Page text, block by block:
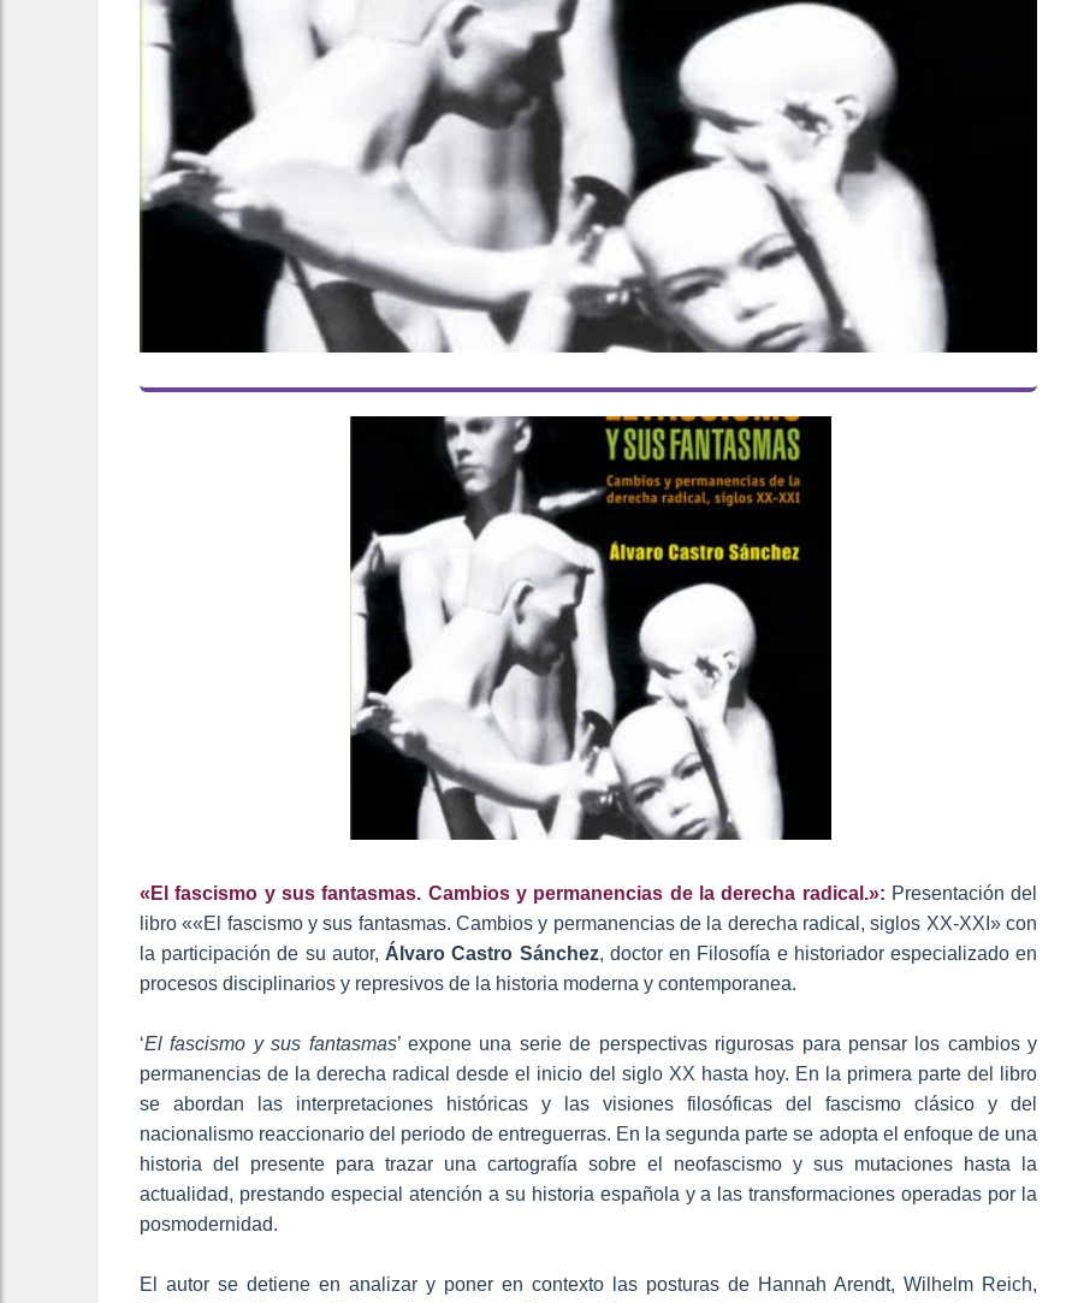
«El fascismo y sus fantasmas. Cambios y permanencias de la derecha radical.»: Presentación del
libro ««El fascismo y sus fantasmas. Cambios y permanencias de la derecha radical, siglos XX-XXI» con
la participación de su autor, Álvaro Castro Sánchez, doctor en Filosofía e historiador especializado en
procesos disciplinarios y represivos de la historia moderna y contemporanea.
‘El fascismo y sus fantasmas’ expone una serie de perspectivas rigurosas para pensar los cambios y
permanencias de la derecha radical desde el inicio del siglo XX hasta hoy. En la primera parte del libro
se abordan las interpretaciones históricas y las visiones filosóficas del fascismo clásico y del
nacionalismo reaccionario del periodo de entreguerras. En la segunda parte se adopta el enfoque de una
historia del presente para trazar una cartografía sobre el neofascismo y sus mutaciones hasta la
actualidad, prestando especial atención a su historia española y a las transformaciones operadas por la
posmodernidad.
El autor se detiene en analizar y poner en contexto las posturas de Hannah Arendt, Wilhelm Reich,